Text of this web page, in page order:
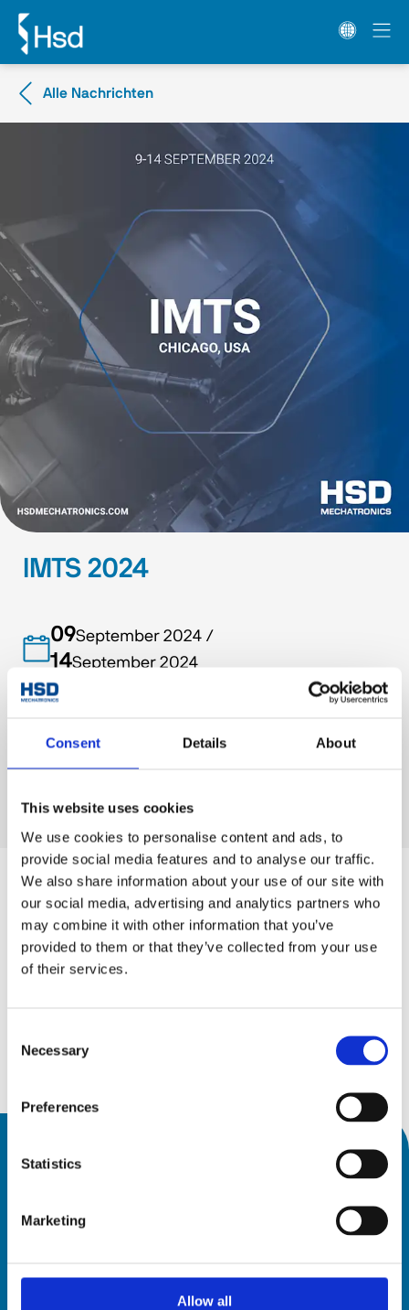
Consent Details About
This website uses cookies
We use cookies to personalise content and ads, to
provide social media features and to analyse our traffic.
We also share information about your use of our site with
our social media, advertising and analytics partners who
may combine it with other information that you’ve
provided to them or that they’ve collected from your use
of their services.
Selection
Necessary
Preferences
Statistics
Marketing
Allow all
Alle Nachrichten
IMTS 2024
09September 2024 /
14September 2024
Chicago, USA
FÜR DEN NEWSLETTER ANMELDEN